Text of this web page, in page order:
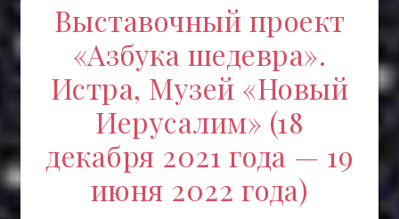
Выставочный проект
«Азбука шедевра».
Истра, Музей «Новый
Иерусалим» (18
декабря 2021 года — 19
июня 2022 года)